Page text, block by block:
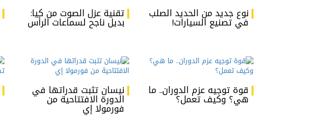
نوع جديد من الحديد الصلب
في تصنيع السيارات!
تقنية عزل الصوت من كيا:
بديل ناجح لسماعات الرأس
قوة توجيه عزم الدوران.. ما
هي؟ وكيف تعمل؟
نيسان تثبت قدراتها في
الدورة الافتتاحية من
فورمولا إي